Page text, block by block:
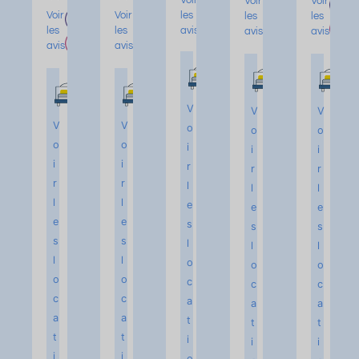
Voir
les
avis
V
o
i
r
l
e
s
l
o
c
a
t
i
Voir
les
avis
V
o
i
r
l
e
s
l
o
c
a
t
i
les
avis
V
o
i
r
l
e
s
l
o
c
a
t
i
les
avis
V
o
i
r
l
e
s
l
o
c
a
t
i
les
avis
V
o
i
r
l
e
s
l
o
c
a
t
i